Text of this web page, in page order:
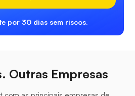
por 30 dias sem riscos.
Outras Empresas